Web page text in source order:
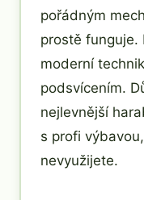
pořádným
prostě funguje.
moderní
podsvícením.
nejlevnější
s profi
nevyužijete.